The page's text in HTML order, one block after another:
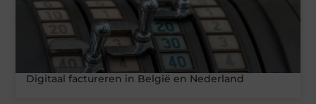
Digitaal factureren in België en Nederland